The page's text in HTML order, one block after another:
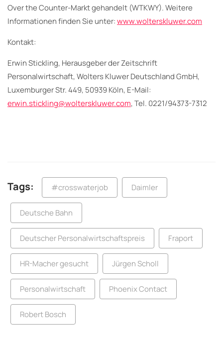
Over the Counter-Markt gehandelt (WTKWY). Weitere
Informationen finden Sie unter:www.wolterskluwer.com
Kontakt:
Erwin Stickling, Herausgeber der Zeitschrift
Personalwirtschaft, Wolters Kluwer Deutschland GmbH,
Luxemburger Str. 449, 50939 Köln, E-Mail:
erwin.stickling@wolterskluwer.com, Tel. 0221/94373-7312
Tags: #crosswaterjob Daimler
Deutsche Bahn
Deutscher Personalwirtschaftspreis Fraport
HR-Macher gesucht Jürgen Scholl
Personalwirtschaft Phoenix Contact
Robert Bosch